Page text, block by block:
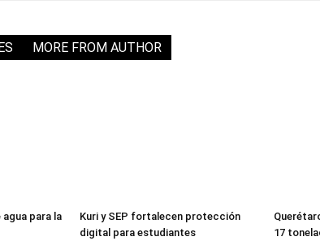
MORE FROM AUTHOR
para la
Kuri y SEP fortalecen protección
digital para estudiantes
17